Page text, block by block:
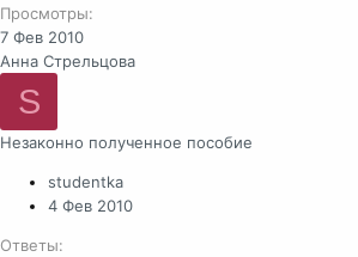
Просмотры
7 Фев 2010
Анна Стрельцова
S
Незаконно полученное пособие
studentka
4 Фев 2010
Ответы